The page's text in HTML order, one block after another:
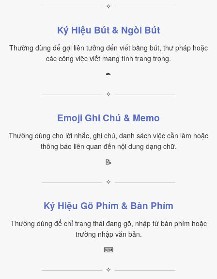
✧
Ký Hiệu Bút & Ngòi Bút
Thường dùng để gợi liên tưởng đến viết bằng bút, thư pháp hoặc
các công việc viết mang tính trang trọng.
✒
✧
Emoji Ghi Chú & Memo
Thường dùng cho lời nhắc, ghi chú, danh sách việc cần làm hoặc
thông báo liên quan đến nội dung dạng chữ.
📝
✧
Ký Hiệu Gõ Phím & Bàn Phím
Thường dùng để chỉ trạng thái đang gõ, nhập từ bàn phím hoặc
trường nhập văn bản.
⌨
✧